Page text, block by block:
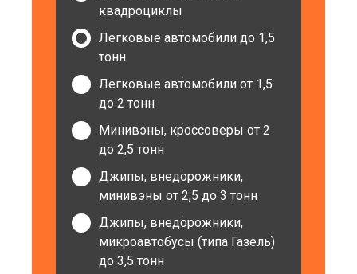
квадроциклы
Легковые автомобили до 1,5
тонн
Легковые автомобили от 1,5
до 2 тонн
Минивэны, кроссоверы от 2
до 2,5 тонн
Джипы, внедорожники,
минивэны от 2,5 до 3 тонн
Джипы, внедорожники,
микроавтобусы (типа Газель)
до 3,5 тонн